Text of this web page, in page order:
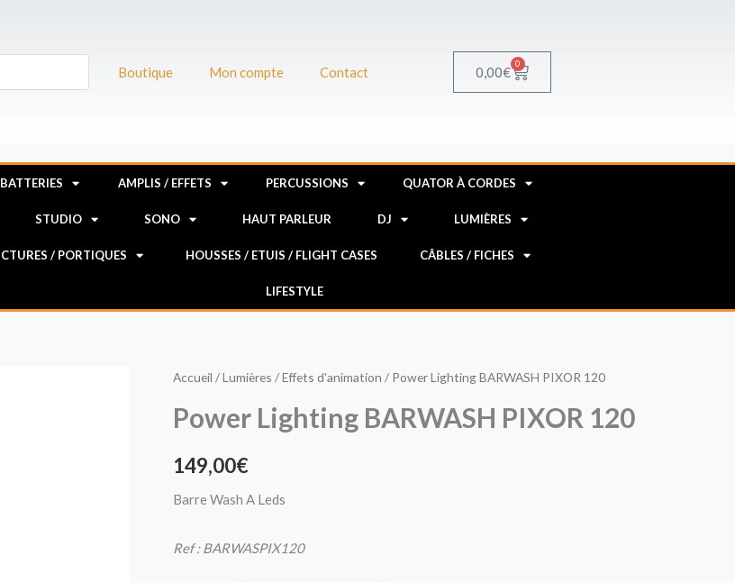
Boutique Mon compte Contact 0,00€
0
Panier
BATTERIES AMPLIS / EFFETS PERCUSSIONS QUATOR À CORDES
STUDIO SONO HAUT PARLEUR DJ LUMIÈRES
/ PORTIQUES HOUSSES / ETUIS / FLIGHT CASES CÂBLES / FICHES
LIFESTYLE
Accueil /Lumières /Effets d'animation / Power Lighting BARWASH PIXOR 120
Power Lighting BARWASH PIXOR 120
149,00€
Barre Wash A Leds
Ref : BARWASPIX120
quantité
Power
BARWASH
PIXOR